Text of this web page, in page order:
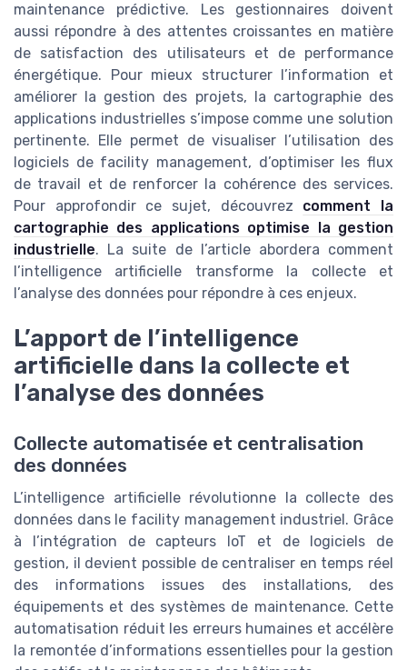
maintenance prédictive. Les gestionnaires doivent
aussi répondre à des attentes croissantes en matière
de satisfaction des utilisateurs et de performance
énergétique. Pour mieux structurer l’information et
améliorer la gestion des projets, la cartographie des
applications industrielles s’impose comme une solution
pertinente. Elle permet de visualiser l’utilisation des
logiciels de facility management, d’optimiser les flux
de travail et de renforcer la cohérence des services.
Pour approfondir ce sujet, découvrez comment la
cartographie des applications optimise la gestion
industrielle. La suite de l’article abordera comment
l’intelligence artificielle transforme la collecte et
l’analyse des données pour répondre à ces enjeux.
L’apport de l’intelligence
artificielle dans la collecte et
l’analyse des données
Collecte automatisée et centralisation
des données
L’intelligence artificielle révolutionne la collecte des
données dans le facility management industriel. Grâce
à l’intégration de capteurs IoT et de logiciels de
gestion, il devient possible de centraliser en temps réel
des informations issues des installations, des
équipements et des systèmes de maintenance. Cette
automatisation réduit les erreurs humaines et accélère
la remontée d’informations essentielles pour la gestion